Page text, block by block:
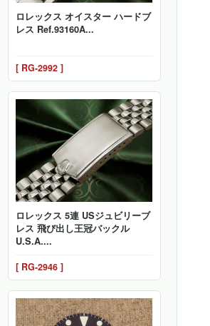
ロレックス オイスター ハードブ
レス Ref.93160A...
[ RG-2992 ]
ロレックス 5連 USジュビリーブ
レス 飛び出し王冠バックル
U.S.A....
[ RG-2946 ]